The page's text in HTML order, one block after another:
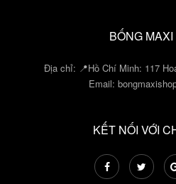
BỐNG
Địa chỉ: 📍Hồ Chí Minh: 117
Email:
KẾT NỐI VỚI